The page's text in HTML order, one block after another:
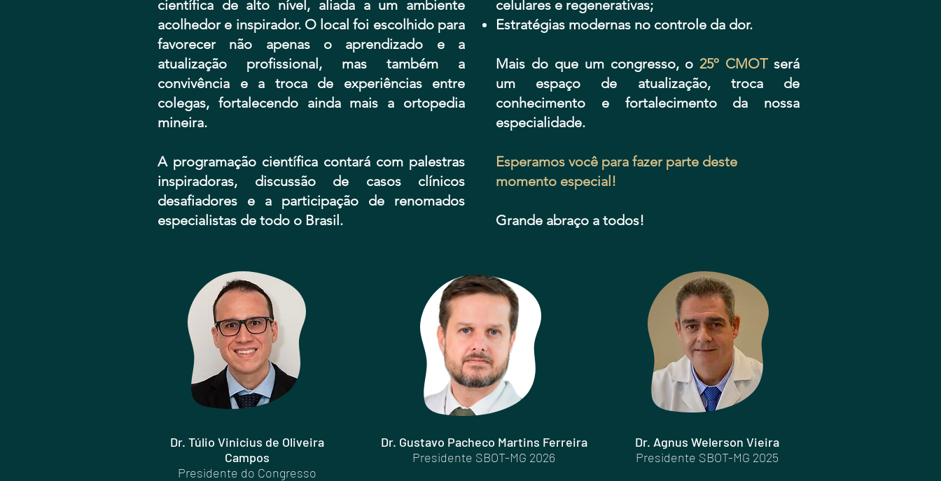
científica de alto nível, aliada a um ambiente
acolhedor e inspirador. O local foi escolhido para
favorecer não apenas o aprendizado e a
atualização profissional, mas também a
convivência e a troca de experiências entre
colegas, fortalecendo ainda mais a ortopedia
mineira.
A programação científica contará com palestras
inspiradoras, discussão de casos clínicos
desafiadores e a participação de renomados
especialistas de todo o Brasil.
celulares e regenerativas;
Estratégias modernas no controle da dor.
Mais do que um congresso, o25º CMOTserá
um espaço de atualização, troca de
conhecimento e fortalecimento da nossa
especialidade.
Esperamos você para fazer parte deste
momento especial!
Grande abraço a todos!
Dr. Túlio Vinicius de Oliveira
Campos
Presidente do Congresso
Dr. Gustavo Pacheco Martins Ferreira
Presidente SBOT-MG 2026
Dr. Agnus Welerson Vieira
Presidente SBOT-MG 2025